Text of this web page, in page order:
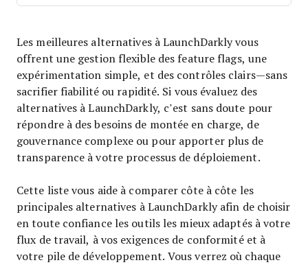
Les meilleures alternatives à LaunchDarkly vous
offrent une gestion flexible des feature flags, une
expérimentation simple, et des contrôles clairs—sans
sacrifier fiabilité ou rapidité. Si vous évaluez des
alternatives à LaunchDarkly, c’est sans doute pour
répondre à des besoins de montée en charge, de
gouvernance complexe ou pour apporter plus de
transparence à votre processus de déploiement.
Cette liste vous aide à comparer côte à côte les
principales alternatives à LaunchDarkly afin de choisir
en toute confiance les outils les mieux adaptés à votre
flux de travail, à vos exigences de conformité et à
votre pile de développement. Vous verrez où chaque